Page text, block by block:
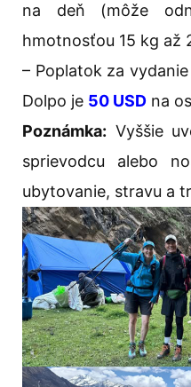
na deň (môže
hmotnosťou 15 kg až
– Poplatok za
Dolpo je 50 USD na
Poznámka: Vyššie
sprievodcu alebo
ubytovanie, stravu a